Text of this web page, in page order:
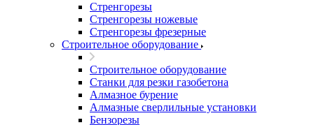
Стренгорезы
Стренгорезы ножевые
Стренгорезы фрезерные
Строительное оборудование
Строительное оборудование
Станки для резки газобетона
Алмазное бурение
Алмазные сверлильные установки
Бензорезы